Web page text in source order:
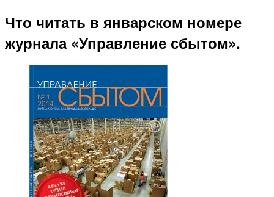
Что читать в январском номере
журнала «Управление сбытом».